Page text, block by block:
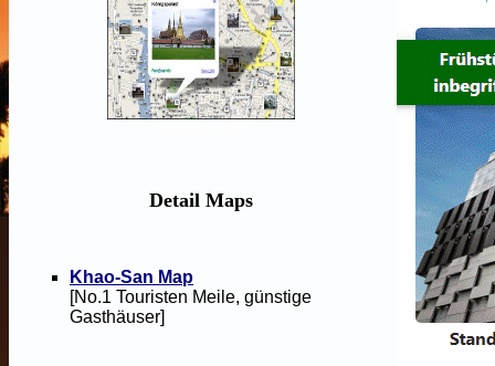
Detail Maps
Khao-San Map
[No.1 Touristen Meile, günstige
Gasthäuser]